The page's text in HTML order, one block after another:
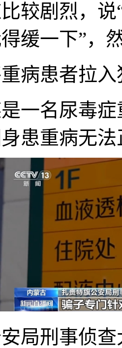
较剧烈，
缓一下”，
病患者拉
一名尿毒
患重病无
局刑事侦